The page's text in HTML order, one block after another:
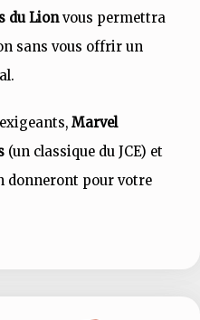
du Lionvous permettra
sans vous offrir un
Marvel
(un classique du JCE) et
donneront pour votre